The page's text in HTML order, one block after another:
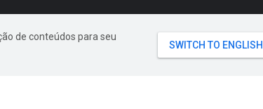
de conteúdos para seu